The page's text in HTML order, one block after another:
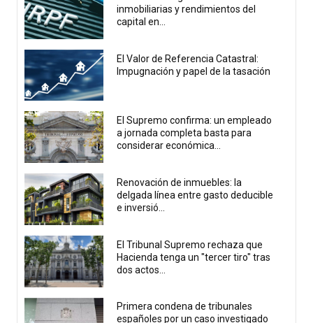
inmobiliarias y rendimientos del
capital en...
El Valor de Referencia Catastral:
Impugnación y papel de la tasación
El Supremo confirma: un empleado
a jornada completa basta para
considerar económica...
Renovación de inmuebles: la
delgada línea entre gasto deducible
e inversió...
El Tribunal Supremo rechaza que
Hacienda tenga un "tercer tiro" tras
dos actos...
Primera condena de tribunales
españoles por un caso investigado